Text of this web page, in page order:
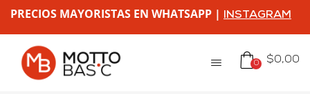
PRECIOS MAYORISTAS EN WHATSAPP | INSTAGRAM
0 $0,00